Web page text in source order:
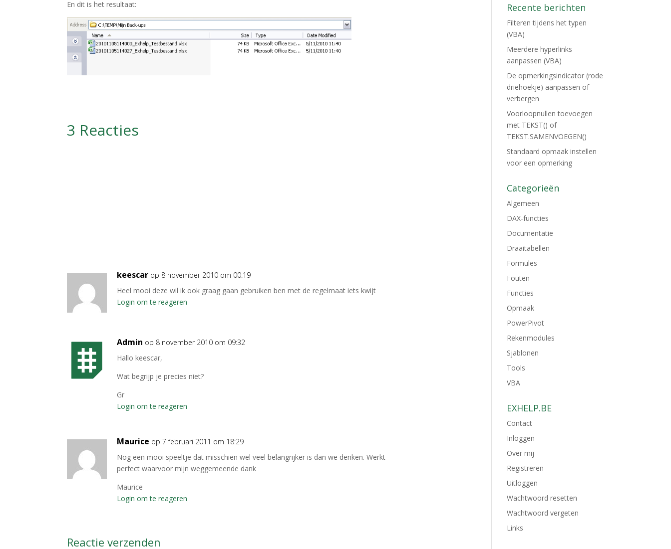
En dit is het resultaat:
3 Reacties
keescar op 8 november 2010 om 00:19
Heel mooi deze wil ik ook graag gaan gebruiken ben met de regelmaat iets kwijt
Login om te reageren
Admin op 8 november 2010 om 09:32
Hallo keescar,
Wat begrijp je precies niet?
Gr
Login om te reageren
Maurice op 7 februari 2011 om 18:29
Nog een mooi speeltje dat misschien wel veel belangrijker is dan we denken. Werkt
perfect waarvoor mijn weggemeende dank
Maurice
Login om te reageren
Reactie verzenden
Recente berichten
Filteren tijdens het typen
(VBA)
Meerdere hyperlinks
aanpassen (VBA)
De opmerkingsindicator (rode
driehoekje) aanpassen of
verbergen
Voorloopnullen toevoegen
met TEKST() of
TEKST.SAMENVOEGEN()
Standaard opmaak instellen
voor een opmerking
Categorieën
Algemeen
DAX-functies
Documentatie
Draaitabellen
Formules
Fouten
Functies
Opmaak
PowerPivot
Rekenmodules
Sjablonen
Tools
VBA
EXHELP.BE
Contact
Inloggen
Over mij
Registreren
Uitloggen
Wachtwoord resetten
Wachtwoord vergeten
Links